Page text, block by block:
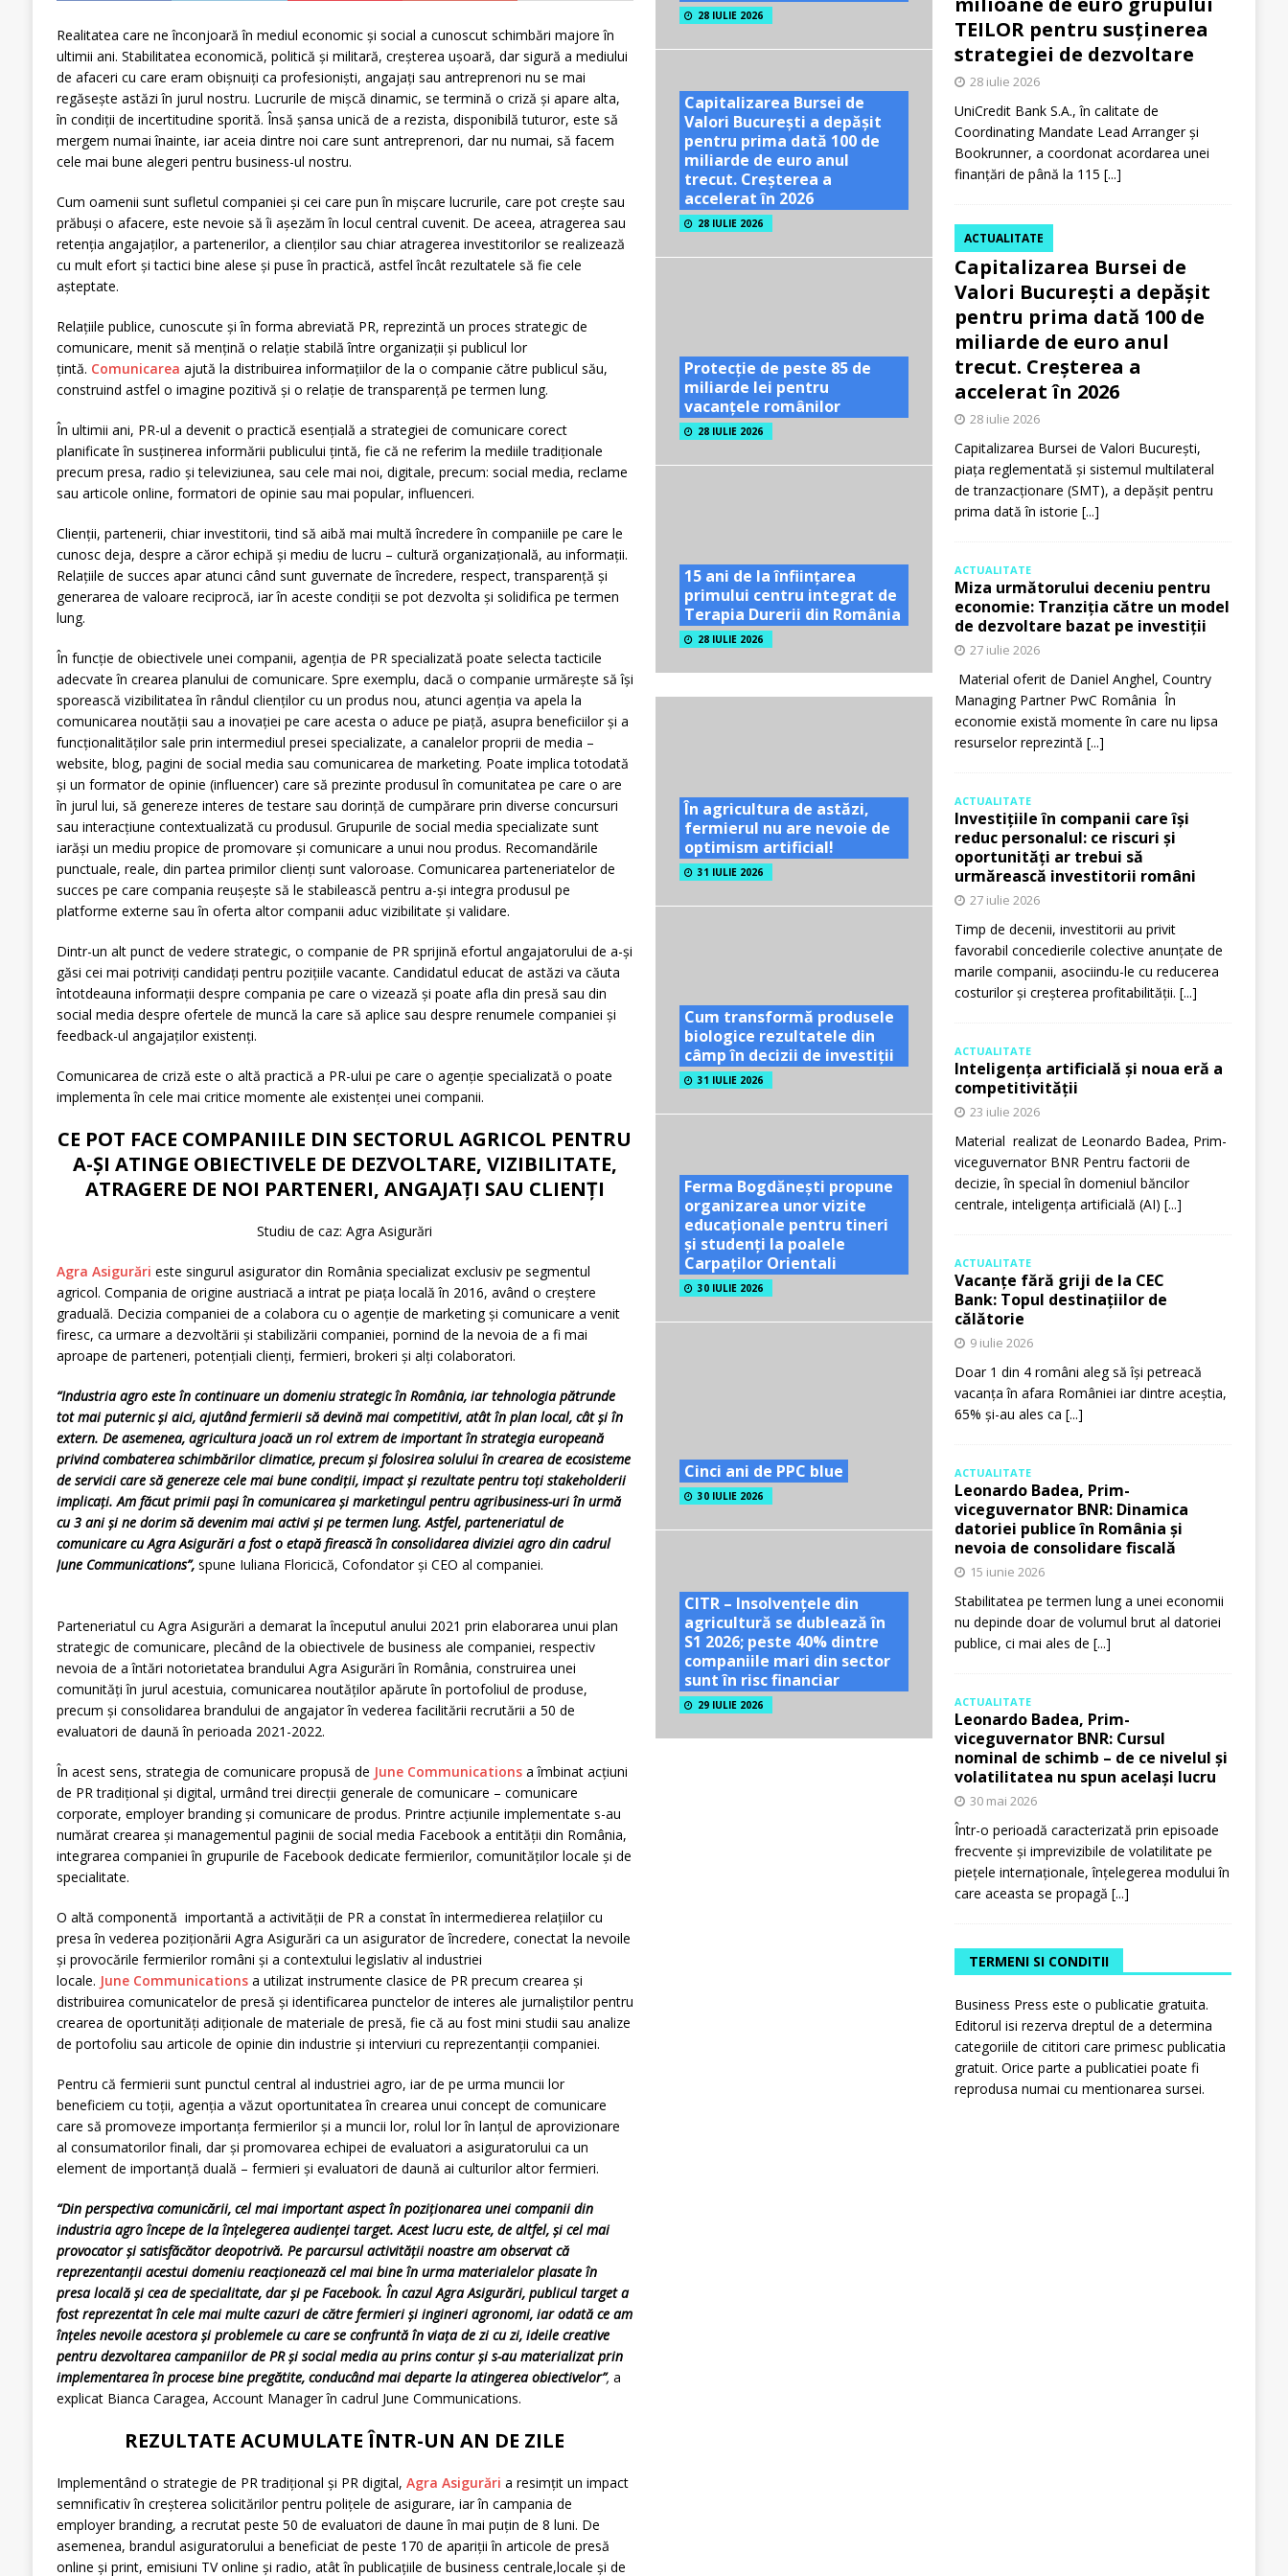
Realitatea care ne înconjoară în mediul economic și social a cunoscut schimbări majore în
ultimii ani. Stabilitatea economică, politică și militară, creșterea ușoară, dar sigură a mediului
de afaceri cu care eram obișnuiți ca profesioniști, angajați sau antreprenori nu se mai
regăsește astăzi în jurul nostru. Lucrurile de mișcă dinamic, se termină o criză și apare alta,
în condiții de incertitudine sporită. Însă șansa unică de a rezista, disponibilă tuturor, este să
mergem numai înainte, iar aceia dintre noi care sunt antreprenori, dar nu numai, să facem
cele mai bune alegeri pentru business-ul nostru.
Cum oamenii sunt sufletul companiei și cei care pun în mișcare lucrurile, care pot crește sau
prăbuși o afacere, este nevoie să îi așezăm în locul central cuvenit. De aceea, atragerea sau
retenția angajaților, a partenerilor, a clienților sau chiar atragerea investitorilor se realizează
cu mult efort și tactici bine alese și puse în practică, astfel încât rezultatele să fie cele
așteptate.
Relațiile publice, cunoscute și în forma abreviată PR, reprezintă un proces strategic de
comunicare, menit să mențină o relație stabilă între organizații și publicul lor
țintă. Comunicarea ajută la distribuirea informațiilor de la o companie către publicul său,
construind astfel o imagine pozitivă și o relație de transparență pe termen lung.
În ultimii ani, PR-ul a devenit o practică esențială a strategiei de comunicare corect
planificate în susținerea informării publicului țintă, fie că ne referim la mediile tradiționale
precum presa, radio și televiziunea, sau cele mai noi, digitale, precum: social media, reclame
sau articole online, formatori de opinie sau mai popular, influenceri.
Clienții, partenerii, chiar investitorii, tind să aibă mai multă încredere în companiile pe care le
cunosc deja, despre a căror echipă și mediu de lucru – cultură organizațională, au informații.
Relațiile de succes apar atunci când sunt guvernate de încredere, respect, transparență și
generarea de valoare reciprocă, iar în aceste condiții se pot dezvolta și solidifica pe termen
lung.
În funcție de obiectivele unei companii, agenția de PR specializată poate selecta tacticile
adecvate în crearea planului de comunicare. Spre exemplu, dacă o companie urmărește să își
sporească vizibilitatea în rândul clienților cu un produs nou, atunci agenția va apela la
comunicarea noutății sau a inovației pe care acesta o aduce pe piață, asupra beneficiilor și a
funcționalităților sale prin intermediul presei specializate, a canalelor proprii de media –
website, blog, pagini de social media sau comunicarea de marketing. Poate implica totodată
și un formator de opinie (influencer) care să prezinte produsul în comunitatea pe care o are
în jurul lui, să genereze interes de testare sau dorință de cumpărare prin diverse concursuri
sau interacțiune contextualizată cu produsul. Grupurile de social media specializate sunt
iarăși un mediu propice de promovare și comunicare a unui nou produs. Recomandările
punctuale, reale, din partea primilor clienți sunt valoroase. Comunicarea parteneriatelor de
succes pe care compania reușește să le stabilească pentru a-și integra produsul pe
platforme externe sau în oferta altor companii aduc vizibilitate și validare.
Dintr-un alt punct de vedere strategic, o companie de PR sprijină efortul angajatorului de a-și
găsi cei mai potriviți candidați pentru pozițiile vacante. Candidatul educat de astăzi va căuta
întotdeauna informații despre compania pe care o vizează și poate afla din presă sau din
social media despre ofertele de muncă la care să aplice sau despre renumele companiei și
feedback-ul angajaților existenți.
Comunicarea de criză este o altă practică a PR-ului pe care o agenție specializată o poate
implementa în cele mai critice momente ale existenței unei companii.
CE POT FACE COMPANIILE DIN SECTORUL AGRICOL PENTRU
A-ȘI ATINGE OBIECTIVELE DE DEZVOLTARE, VIZIBILITATE,
ATRAGERE DE NOI PARTENERI, ANGAJAȚI SAU CLIENȚI
Studiu de caz: Agra Asigurări
Agra Asigurări este singurul asigurator din România specializat exclusiv pe segmentul
agricol. Compania de origine austriacă a intrat pe piața locală în 2016, având o creștere
graduală. Decizia companiei de a colabora cu o agenție de marketing și comunicare a venit
firesc, ca urmare a dezvoltării și stabilizării companiei, pornind de la nevoia de a fi mai
aproape de parteneri, potențiali clienți, fermieri, brokeri și alți colaboratori.
“Industria agro este în continuare un domeniu strategic în România, iar tehnologia pătrunde
tot mai puternic și aici, ajutând fermierii să devină mai competitivi, atât în plan local, cât și în
extern. De asemenea, agricultura joacă un rol extrem de important în strategia europeană
privind combaterea schimbărilor climatice, precum și folosirea solului în crearea de ecosisteme
de servicii care să genereze cele mai bune condiții, impact și rezultate pentru toți stakeholderii
implicați. Am făcut primii pași în comunicarea și marketingul pentru agribusiness-uri în urmă
cu 3 ani și ne dorim să devenim mai activi și pe termen lung. Astfel, parteneriatul de
comunicare cu Agra Asigurări a fost o etapă firească în consolidarea diviziei agro din cadrul
June Communications”,spune Iuliana Floricică, Cofondator și CEO al companiei.
Parteneriatul cu Agra Asigurări a demarat la începutul anului 2021 prin elaborarea unui plan
strategic de comunicare, plecând de la obiectivele de business ale companiei, respectiv
nevoia de a întări notorietatea brandului Agra Asigurări în România, construirea unei
comunități în jurul acestuia, comunicarea noutăților apărute în portofoliul de produse,
precum și consolidarea brandului de angajator în vederea facilitării recrutării a 50 de
evaluatori de daună în perioada 2021-2022.
În acest sens, strategia de comunicare propusă de June Communicationsa îmbinat acțiuni
de PR tradițional și digital, urmând trei direcții generale de comunicare – comunicare
corporate, employer branding și comunicare de produs. Printre acțiunile implementate s-au
numărat crearea și managementul paginii de social media Facebook a entității din România,
integrarea companiei în grupurile de Facebook dedicate fermierilor, comunităților locale și de
specialitate.
O altă componentă importantă a activității de PR a constat în intermedierea relațiilor cu
presa în vederea poziționării Agra Asigurări ca un asigurator de încredere, conectat la nevoile
și provocările fermierilor români și a contextului legislativ al industriei
locale. June Communications a utilizat instrumente clasice de PR precum crearea și
distribuirea comunicatelor de presă și identificarea punctelor de interes ale jurnaliștilor pentru
crearea de oportunități adiționale de materiale de presă, fie că au fost mini studii sau analize
de portofoliu sau articole de opinie din industrie și interviuri cu reprezentanții companiei.
Pentru că fermierii sunt punctul central al industriei agro, iar de pe urma muncii lor
beneficiem cu toții, agenția a văzut oportunitatea în crearea unui concept de comunicare
care să promoveze importanța fermierilor și a muncii lor, rolul lor în lanțul de aprovizionare
al consumatorilor finali, dar și promovarea echipei de evaluatori a asiguratorului ca un
element de importanță duală – fermieri și evaluatori de daună ai culturilor altor fermieri.
“Din perspectiva comunicării, cel mai important aspect în poziționarea unei companii din
industria agro începe de la înțelegerea audienței target. Acest lucru este, de altfel, și cel mai
provocator și satisfăcător deopotrivă. Pe parcursul activității noastre am observat că
reprezentanții acestui domeniu reacționează cel mai bine în urma materialelor plasate în
presa locală și cea de specialitate, dar și pe Facebook. În cazul Agra Asigurări, publicul target a
fost reprezentat în cele mai multe cazuri de către fermieri și ingineri agronomi, iar odată ce am
înțeles nevoile acestora și problemele cu care se confruntă în viața de zi cu zi, ideile creative
pentru dezvoltarea campaniilor de PR și social media au prins contur și s-au materializat prin
implementarea în procese bine pregătite, conducând mai departe la atingerea obiectivelor”, a
explicat Bianca Caragea, Account Manager în cadrul June Communications.
REZULTATE ACUMULATE ÎNTR-UN AN DE ZILE
Implementând o strategie de PR tradițional și PR digital, Agra Asigurări a resimțit un impact
semnificativ în creșterea solicitărilor pentru polițele de asigurare, iar în campania de
employer branding, a recrutat peste 50 de evaluatori de daune în mai puțin de 8 luni. De
asemenea, brandul asiguratorului a beneficiat de peste 170 de apariții în articole de presă
online și print, emisiuni TV online și radio, atât în publicațiile de business centrale,locale și de
28 IULIE 2026
Capitalizarea Bursei de
Valori București a depășit
pentru prima dată 100 de
miliarde de euro anul
trecut. Creșterea a
accelerat în 2026
28 IULIE 2026
Protecție de peste 85 de
miliarde lei pentru
vacanțele românilor
28 IULIE 2026
15 ani de la înființarea
primului centru integrat de
Terapia Durerii din România
28 IULIE 2026
În agricultura de astăzi,
fermierul nu are nevoie de
optimism artificial!
31 IULIE 2026
Cum transformă produsele
biologice rezultatele din
câmp în decizii de investiții
31 IULIE 2026
Ferma Bogdănești propune
organizarea unor vizite
educaționale pentru tineri
și studenți la poalele
Carpaților Orientali
30 IULIE 2026
Cinci ani de PPC blue
30 IULIE 2026
CITR – Insolvențele din
agricultură se dublează în
S1 2026; peste 40% dintre
companiile mari din sector
sunt în risc financiar
29 IULIE 2026
TEILOR pentru susținerea
strategiei de dezvoltare
28 iulie 2026
UniCredit Bank S.A., în calitate de
Coordinating Mandate Lead Arranger și
Bookrunner, a coordonat acordarea unei
finanțări de până la 115 [...]
Capitalizarea Bursei de
Valori București a depășit
pentru prima dată 100 de
miliarde de euro anul
trecut. Creșterea a
accelerat în 2026
ACTUALITATE
28 iulie 2026
Capitalizarea Bursei de Valori București,
piața reglementată și sistemul multilateral
de tranzacționare (SMT), a depășit pentru
prima dată în istorie [...]
ACTUALITATE
Miza următorului deceniu pentru
economie: Tranziția către un model
de dezvoltare bazat pe investiții
27 iulie 2026
Material oferit de Daniel Anghel, Country
Managing Partner PwC România În
economie există momente în care nu lipsa
resurselor reprezintă [...]
ACTUALITATE
Investițiile în companii care își
reduc personalul: ce riscuri și
oportunități ar trebui să
urmărească investitorii români
27 iulie 2026
Timp de decenii, investitorii au privit
favorabil concedierile colective anunțate de
marile companii, asociindu-le cu reducerea
costurilor și creșterea profitabilității. [...]
ACTUALITATE
Inteligența artificială și noua eră a
competitivității
23 iulie 2026
Material realizat de Leonardo Badea, Prim-
viceguvernator BNR Pentru factorii de
decizie, în special în domeniul băncilor
centrale, inteligența artificială (AI) [...]
ACTUALITATE
Vacanțe fără griji de la CEC
Bank: Topul destinațiilor de
călătorie
9 iulie 2026
Doar 1 din 4 români aleg să își petreacă
vacanța în afara României iar dintre aceștia,
65% și-au ales ca [...]
ACTUALITATE
Leonardo Badea, Prim-
viceguvernator BNR: Dinamica
datoriei publice în România și
nevoia de consolidare fiscală
15 iunie 2026
Stabilitatea pe termen lung a unei economii
nu depinde doar de volumul brut al datoriei
publice, ci mai ales de [...]
ACTUALITATE
Leonardo Badea, Prim-
viceguvernator BNR: Cursul
nominal de schimb – de ce nivelul și
volatilitatea nu spun același lucru
30 mai 2026
Într-o perioadă caracterizată prin episoade
frecvente și imprevizibile de volatilitate pe
piețele internaționale, înțelegerea modului în
care aceasta se propagă [...]
TERMENI SI CONDITII
Business Press este o publicatie gratuita.
Editorul isi rezerva dreptul de a determina
categoriile de cititori care primesc publicatia
gratuit. Orice parte a publicatiei poate fi
reprodusa numai cu mentionarea sursei.